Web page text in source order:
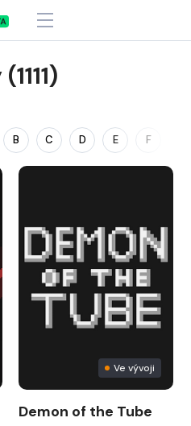
B C D E F
Ve vývoji
Demon of the Tube